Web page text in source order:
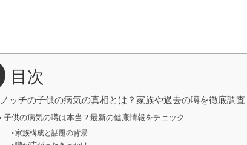
目次
ッチの子供の病気の真相とは？家族や過去の噂を徹底調査
子供の病気の噂は本当？最新の健康情報をチェック
家族構成と話題の背景